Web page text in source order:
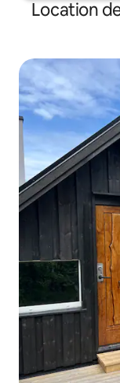
Location